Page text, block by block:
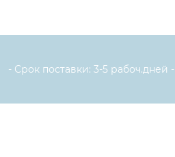
- Срок поставки: 3-5 рабоч.дней -